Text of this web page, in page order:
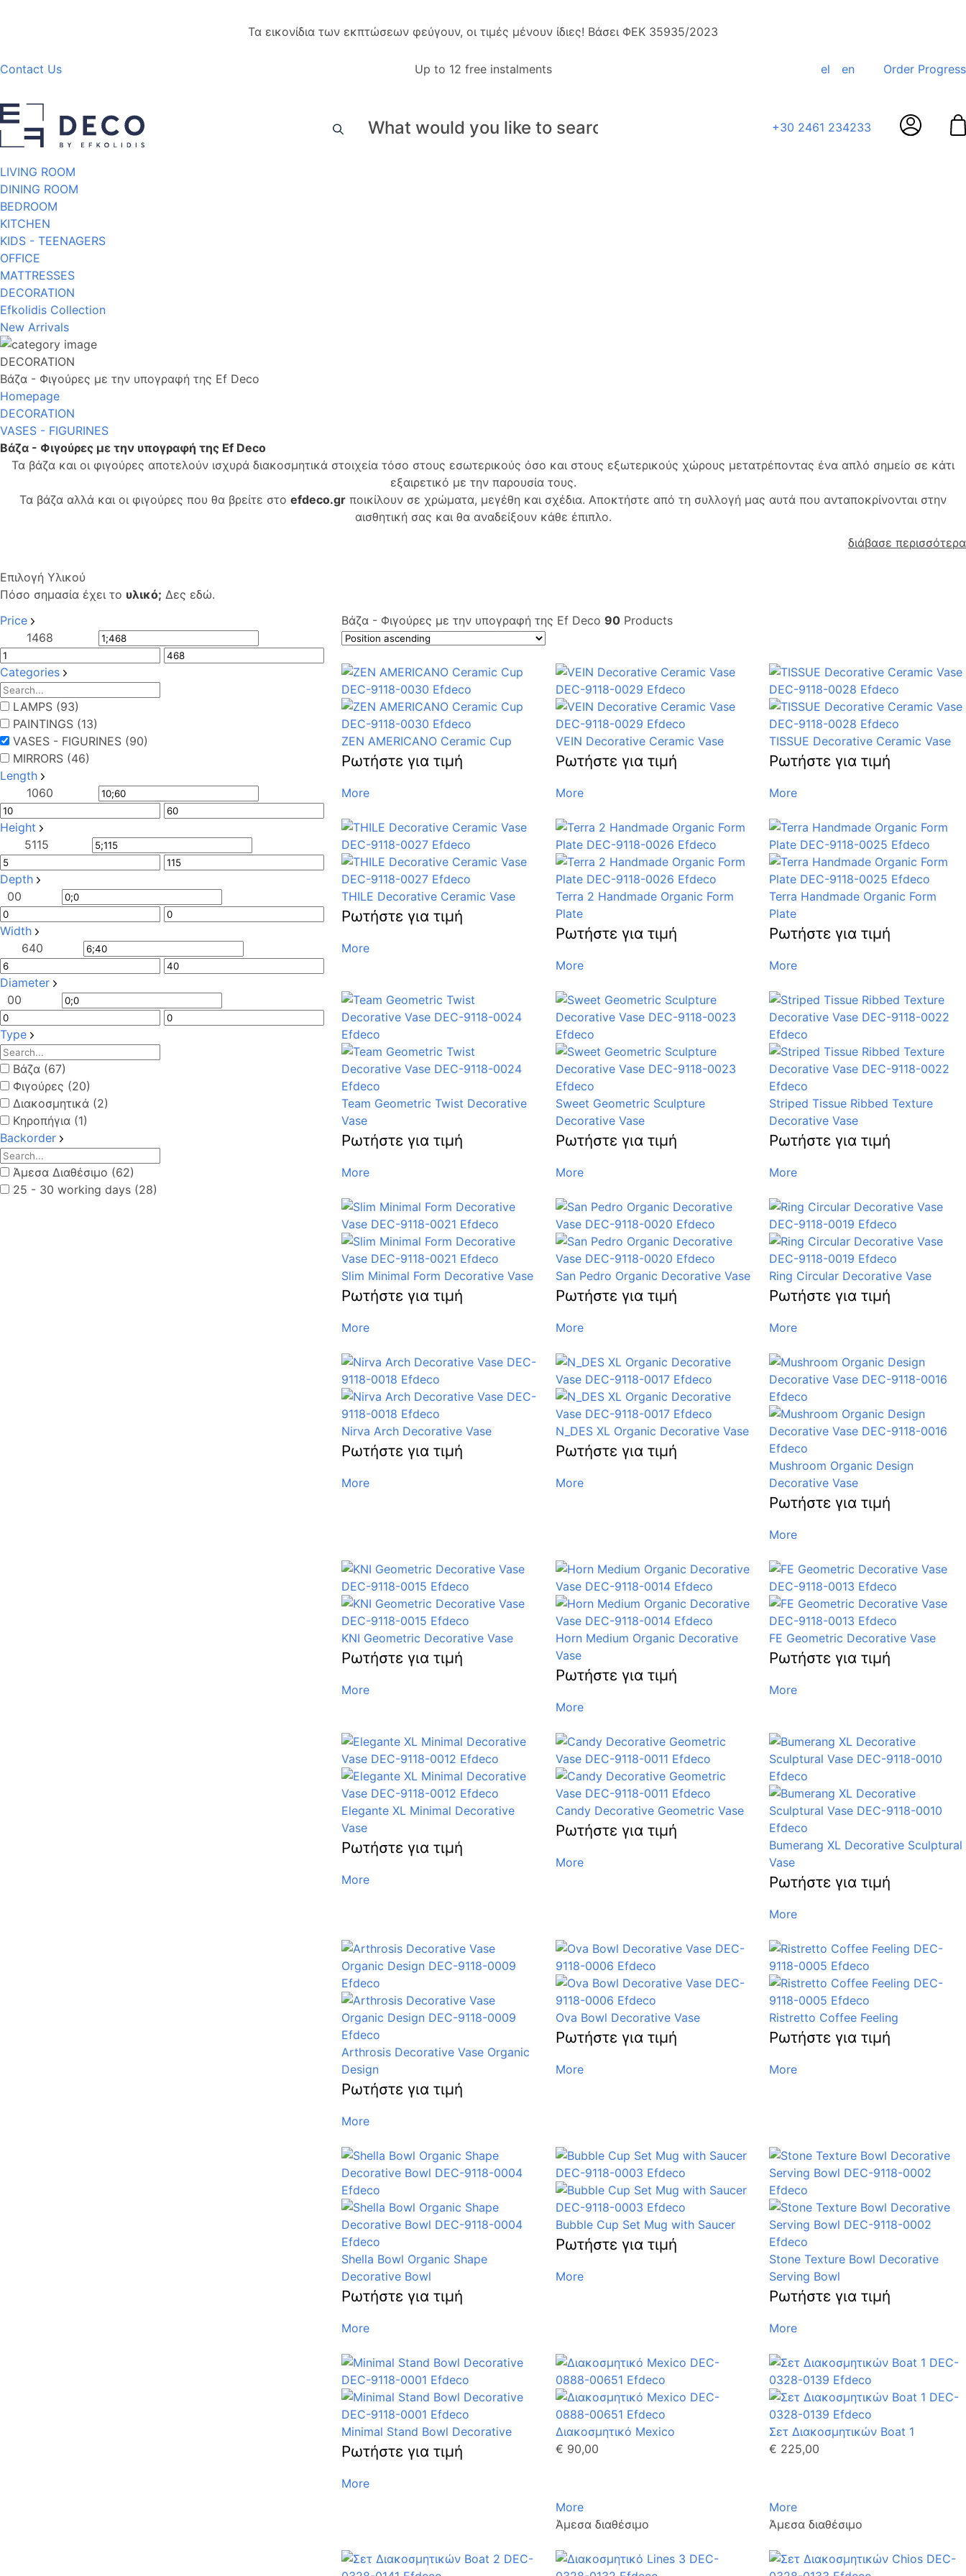
Τα εικονίδια των εκπτώσεων φεύγουν, οι τιμές μένουν ίδιες! Βάσει ΦΕΚ 35935/2023
Contact Us Up to 12 free instalments el en Order Progress
+30 2461 234233
LIVING ROOM
DINING ROOM
BEDROOM
KITCHEN
KIDS - TEENAGERS
OFFICE
MATTRESSES
DECORATION
Efkolidis Collection
New Arrivals
DECORATION
Βάζα - Φιγούρες με την υπογραφή της Ef Deco
Homepage
DECORATION
VASES - FIGURINES
Βάζα - Φιγούρες με την υπογραφή της Ef Deco
Τα βάζα και οι φιγούρες αποτελούν ισχυρά διακοσμητικά στοιχεία τόσο στους εσωτερικούς όσο και στους εξωτερικούς χώρους μετατρέποντας ένα απλό σημείο σε κάτι
εξαιρετικό με την παρουσία τους.
Τα βάζα αλλά και οι φιγούρες που θα βρείτε στο efdeco.gr ποικίλουν σε χρώματα, μεγέθη και σχέδια. Αποκτήστε από τη συλλογή μας αυτά που ανταποκρίνονται στην
αισθητική σας και θα αναδείξουν κάθε έπιπλο.
διάβασε περισσότερα
Επιλογή Υλικού
Πόσο σημασία έχει το υλικό; Δες εδώ.
Price
1468
Categories
LAMPS (93)
PAINTINGS (13)
VASES - FIGURINES (90)
MIRRORS (46)
Length
1060
Height
5115
Depth
00
Width
640
Diameter
00
Type
Βάζα (67)
Φιγούρες (20)
Διακοσμητικά (2)
Κηροπήγια (1)
Backorder
Άμεσα Διαθέσιμο (62)
25 - 30 working days (28)
Βάζα - Φιγούρες με την υπογραφή της Ef Deco 90 Products
ZEN AMERICANO Ceramic Cup
Ρωτήστε για τιμή
More
VEIN Decorative Ceramic Vase
Ρωτήστε για τιμή
More
TISSUE Decorative Ceramic Vase
Ρωτήστε για τιμή
More
THILE Decorative Ceramic Vase
Ρωτήστε για τιμή
More
Terra 2 Handmade Organic Form
Plate
Ρωτήστε για τιμή
More
Terra Handmade Organic Form
Plate
Ρωτήστε για τιμή
More
Team Geometric Twist Decorative
Vase
Ρωτήστε για τιμή
More
Sweet Geometric Sculpture
Decorative Vase
Ρωτήστε για τιμή
More
Striped Tissue Ribbed Texture
Decorative Vase
Ρωτήστε για τιμή
More
Slim Minimal Form Decorative Vase
Ρωτήστε για τιμή
More
San Pedro Organic Decorative Vase
Ρωτήστε για τιμή
More
Ring Circular Decorative Vase
Ρωτήστε για τιμή
More
Nirva Arch Decorative Vase
Ρωτήστε για τιμή
More
N_DES XL Organic Decorative Vase
Ρωτήστε για τιμή
More
Mushroom Organic Design
Decorative Vase
Ρωτήστε για τιμή
More
KNI Geometric Decorative Vase
Ρωτήστε για τιμή
More
Horn Medium Organic Decorative
Vase
Ρωτήστε για τιμή
More
FE Geometric Decorative Vase
Ρωτήστε για τιμή
More
Elegante XL Minimal Decorative
Vase
Ρωτήστε για τιμή
More
Candy Decorative Geometric Vase
Ρωτήστε για τιμή
More
Bumerang XL Decorative Sculptural
Vase
Ρωτήστε για τιμή
More
Arthrosis Decorative Vase Organic
Design
Ρωτήστε για τιμή
More
Ova Bowl Decorative Vase
Ρωτήστε για τιμή
More
Ristretto Coffee Feeling
Ρωτήστε για τιμή
More
Shella Bowl Organic Shape
Decorative Bowl
Ρωτήστε για τιμή
More
Bubble Cup Set Mug with Saucer
Ρωτήστε για τιμή
More
Stone Texture Bowl Decorative
Serving Bowl
Ρωτήστε για τιμή
More
Minimal Stand Bowl Decorative
Ρωτήστε για τιμή
More
Διακοσμητικό Mexico
€ 90,00
More
Άμεσα διαθέσιμο
Σετ Διακοσμητικών Boat 1
€ 225,00
More
Άμεσα διαθέσιμο